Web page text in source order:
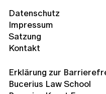
Datenschutz
Impressum
Satzung
Kontakt
Erklärung zur
Bucerius Law School